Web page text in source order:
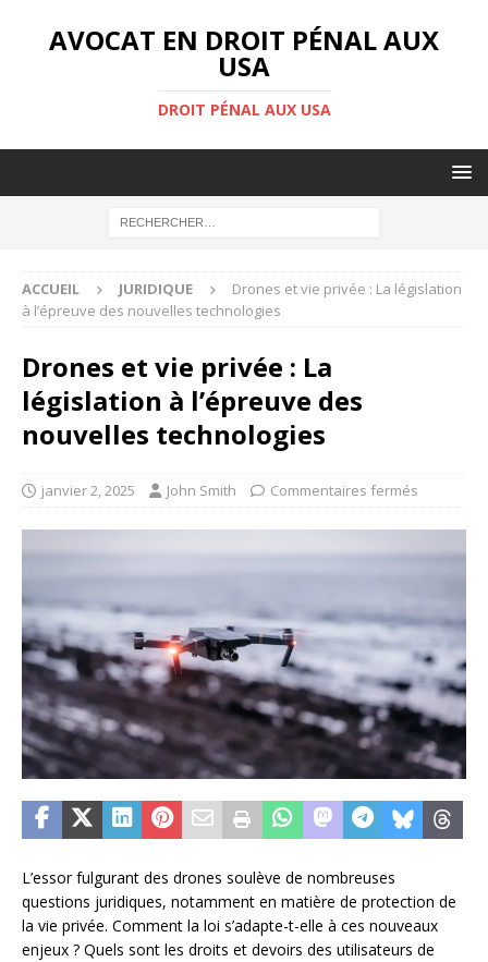
AVOCAT EN DROIT PÉNAL AUX
USA
DROIT PÉNAL AUX USA
ACCUEIL JURIDIQUE
Drones et vie privée : La législation
à l’épreuve des nouvelles technologies
Drones et vie privée : La
législation à l’épreuve des
nouvelles technologies
janvier 2, 2025 John Smith Commentaires fermés
L’essor fulgurant des drones soulève de nombreuses
questions juridiques, notamment en matière de protection de
la vie privée. Comment la loi s’adapte-t-elle à ces nouveaux
enjeux ? Quels sont les droits et devoirs des utilisateurs de